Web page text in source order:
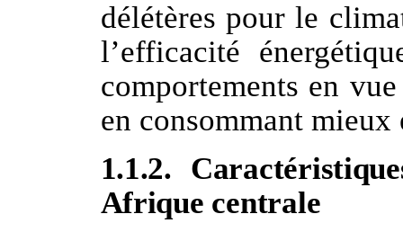
délétères pour le
l’efficacité
comportements en
en consommant mieux
1.1.2.
Afrique centrale